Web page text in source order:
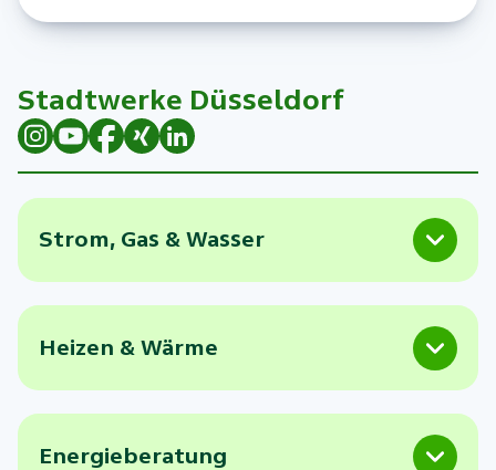
unsere Kund:innen.
Stadtwerke Düsseldorf
Strom, Gas & Wasser
Heizen & Wärme
Energieberatung